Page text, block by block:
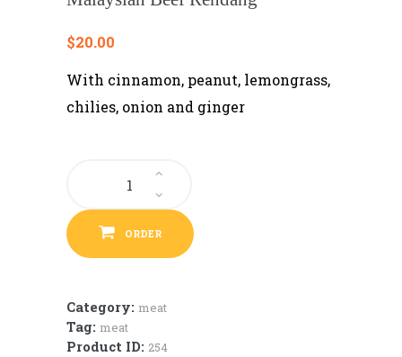
$20.00
With cinnamon, peanut, lemongrass,
chilies, onion and ginger
quantity
ORDER
Category: meat
Tag: meat
Product ID: 254